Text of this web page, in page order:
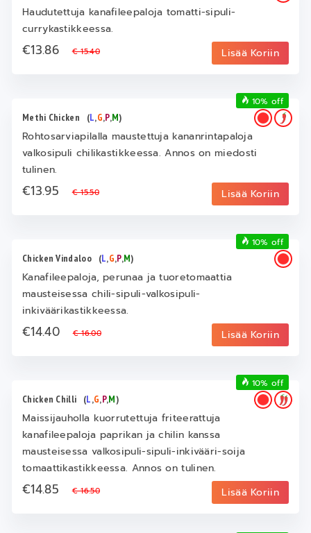
Haudutettuja kanafileepaloja tomatti-sipuli-
currykastikkeessa.
€13.86€ 15.40 Lisää Koriin
Methi Chicken (L,G,P,M)
Rohtosarviapilalla maustettuja kananrintapaloja
valkosipuli chilikastikkeessa. Annos on miedosti
tulinen.
€13.95€ 15.50 Lisää Koriin
10% off
Chicken Vindaloo (L,G,P,M)
Kanafileepaloja, perunaa ja tuoretomaattia
mausteisessa chili-sipuli-valkosipuli-
inkiväärikastikkeessa.
€14.40€ 16.00 Lisää Koriin
10% off
Chicken Chilli (L,G,P,M)
Maissijauholla kuorrutettuja friteerattuja
kanafileepaloja paprikan ja chilin kanssa
mausteisessa valkosipuli-sipuli-inkivääri-soija
tomaattikastikkeessa. Annos on tulinen.
€14.85€ 16.50 Lisää Koriin
10% off